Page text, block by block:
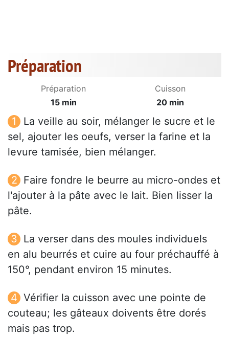
Préparation
Préparation
15 min
Cuisson
20 min
La veille au soir, mélanger le sucre et le
sel, ajouter les oeufs, verser la farine et la
levure tamisée, bien mélanger.
Faire fondre le beurre au micro-ondes et
l'ajouter à la pâte avec le lait. Bien lisser la
pâte.
La verser dans des moules individuels
en alu beurrés et cuire au four préchauffé à
150°, pendant environ 15 minutes.
Vérifier la cuisson avec une pointe de
couteau; les gâteaux doivents être dorés
mais pas trop.